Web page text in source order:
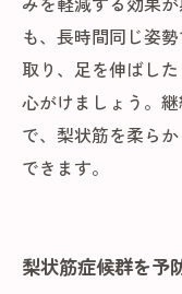
も、長時間同じ姿
取り、足を伸ばし
心がけましょう。
で、梨状筋を柔ら
できます。
梨状筋症候群を予